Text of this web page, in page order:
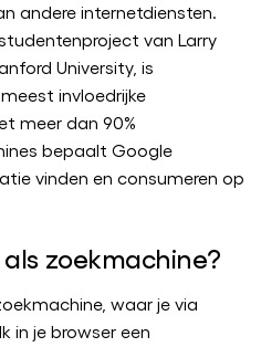
andere internetdiensten.
van Larry
University, is
invloedrijke
meer dan 90%
bepaalt Google
vinden en consumeren op
zoekmachine?
waar je via
in je browser een